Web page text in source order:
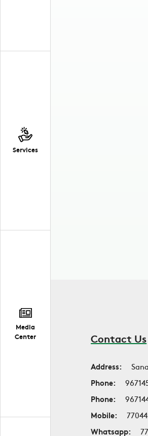
Services
Media
Center
Contact Us
Address:
Phone:
Phone:
Mobile:
Whatsapp: